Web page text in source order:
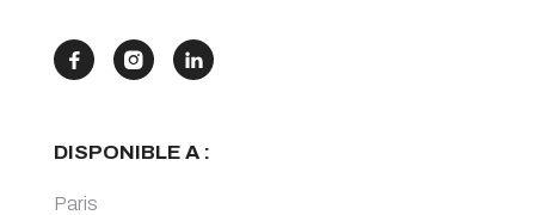
  
DISPONIBLE A :
Paris